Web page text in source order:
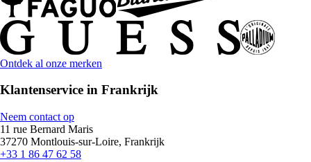
Ontdek al onze merken
Klantenservice in Frankrijk
Neem contact op
11 rue Bernard Maris
37270 Montlouis-sur-Loire, Frankrijk
+33 1 86 47 62 58